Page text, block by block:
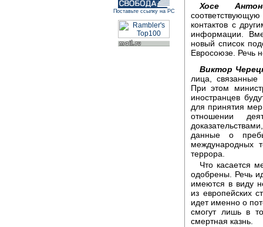
Поставьте ссылку на РС
Хосе
контактов с
информации.
новый список
Евросоюзе. Речь
Виктор
лица, связанные
При этом
иностранцев
для принятия мер
отношении
данные о
международных
террора.
Что касается
одобрены. Речь
имеются в виду
из европейских
идет именно о
смогут лишь в
смертная казнь.